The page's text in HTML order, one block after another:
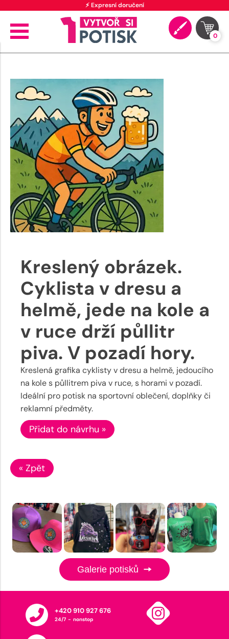
⚡ Expresní doručení
0
Kreslený obrázek.
Cyklista v dresu a
helmě, jede na kole a
v ruce drží půllitr
piva. V pozadí hory.
Kreslená grafika cyklisty v dresu a helmě, jedoucího
na kole s půllitrem piva v ruce, s horami v pozadí.
Ideální pro potisk na sportovní oblečení, doplňky či
reklamní předměty.
Přidat do návrhu »
« Zpět
Galerie potisků
+420 910 927 676
24/7 - nonstop